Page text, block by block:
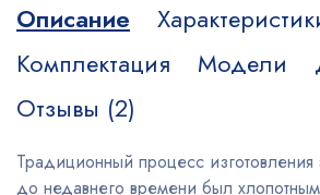
Описание
Комплектация
Модели
Отзывы (2)
Традиционный процесс изготовления
до недавнего времени был